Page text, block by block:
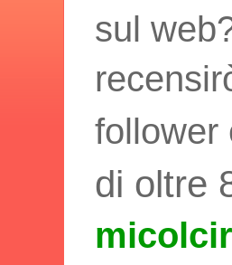
sul
follower
di oltre